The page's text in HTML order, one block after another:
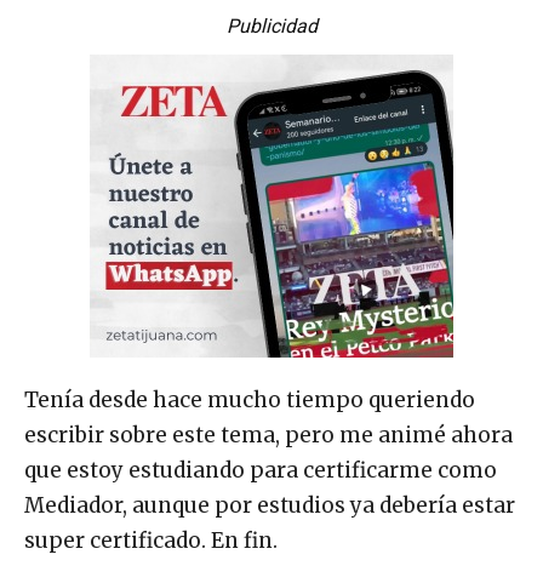
Publicidad
Tenía desde hace mucho tiempo queriendo
escribir sobre este tema, pero me animé ahora
que estoy estudiando para certificarme como
Mediador, aunque por estudios ya debería estar
super certificado. En fin.